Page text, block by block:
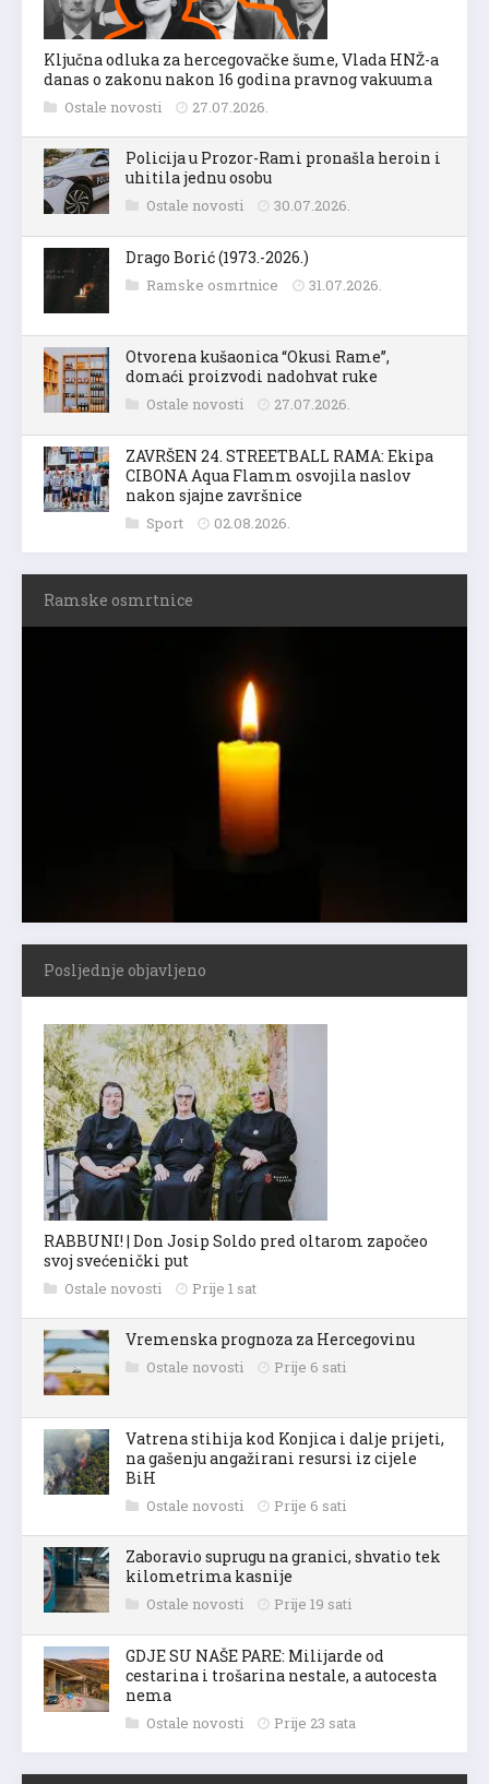
Ključna odluka za hercegovačke šume, Vlada HNŽ-a
danas o zakonu nakon 16 godina pravnog vakuuma
Ostale novosti 27.07.2026.
Policija u Prozor-Rami pronašla heroin i
uhitila jednu osobu
Ostale novosti 30.07.2026.
Drago Borić (1973.-2026.)
Ramske osmrtnice 31.07.2026.
Otvorena kušaonica “Okusi Rame”,
domaći proizvodi nadohvat ruke
Ostale novosti 27.07.2026.
ZAVRŠEN 24. STREETBALL RAMA: Ekipa
CIBONA Aqua Flamm osvojila naslov
nakon sjajne završnice
Sport 02.08.2026.
Ramske osmrtnice
Posljednje objavljeno
RABBUNI! | Don Josip Soldo pred oltarom započeo
svoj svećenički put
Ostale novosti Prije 1 sat
Vremenska prognoza za Hercegovinu
Ostale novosti Prije 6 sati
Vatrena stihija kod Konjica i dalje prijeti,
na gašenju angažirani resursi iz cijele
BiH
Ostale novosti Prije 6 sati
Zaboravio suprugu na granici, shvatio tek
kilometrima kasnije
Ostale novosti Prije 19 sati
GDJE SU NAŠE PARE: Milijarde od
cestarina i trošarina nestale, a autocesta
nema
Ostale novosti Prije 23 sata